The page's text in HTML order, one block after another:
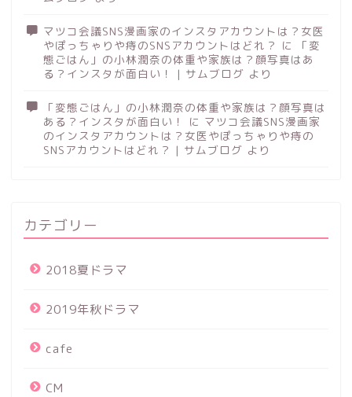
マツコ会議SNS漫画家のインスタアカウントは？女医
やぽっちゃりや痔のSNSアカウントはどれ？ に
「変
態ごはん」の小林潤奈の体重や家族は？顔写真はあ
る？インスタが面白い！ | サムブログ より
「変態ごはん」の小林潤奈の体重や家族は？顔写真は
ある？インスタが面白い！
に マツコ会議SNS漫画家
のインスタアカウントは？女医やぽっちゃりや痔の
SNSアカウントはどれ？ | サムブログ より
カテゴリー
2018夏ドラマ
2019年秋ドラマ
cafe
CM